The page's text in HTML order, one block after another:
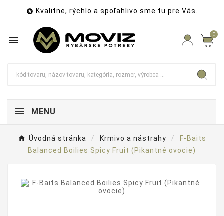
 Kvalitne, rýchlo a spoľahlivo sme tu pre Vás.
 0
MENU
Úvodná stránka Krmivo a nástrahy
F-Baits
Balanced Boilies Spicy Fruit (Pikantné ovocie)